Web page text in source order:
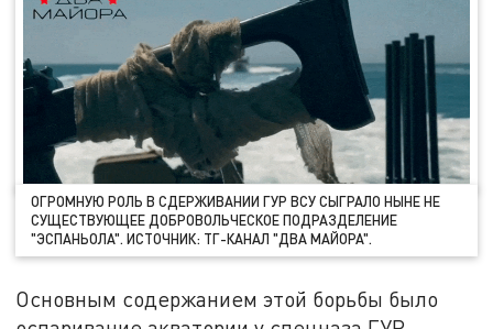
ОГРОМНУЮ РОЛЬ В СДЕРЖИВАНИИ ГУР ВСУ СЫГРАЛО НЫНЕ НЕ
СУЩЕСТВУЮЩЕЕ ДОБРОВОЛЬЧЕСКОЕ ПОДРАЗДЕЛЕНИЕ
"ЭСПАНЬОЛА". ИСТОЧНИК: ТГ-КАНАЛ "ДВА МАЙОРА".
Основным содержанием этой борьбы было